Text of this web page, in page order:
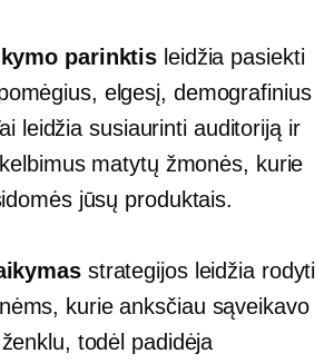
parinktis leidžia pasiekti
elgesį, demografinius
leidžia susiaurinti auditoriją ir
matytų žmonės, kurie
jūsų produktais.
strategijos leidžia rodyti
kurie anksčiau sąveikavo
todėl padidėja